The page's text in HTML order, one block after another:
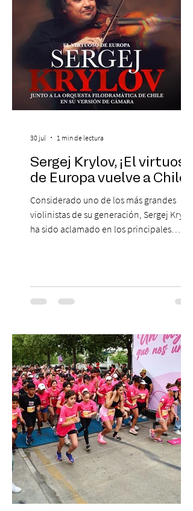
de obras que transformaron l
Sergej Krylov, ¡El virtuoso
de Europa vuelve a Chile!
Considerado uno de los más grandes
violinistas de su generación, Sergej Krylov
ha sido aclamado en los principales
escenario del Teatro CA660 para
protagonizar una velada extraordinaria
Las Cuatro Estaciones de Antonio Vivaldi y
Las Cuatro Estaciones Porteñas de Astor
Piazzolla. Déja
30 jul 1 min de lectura